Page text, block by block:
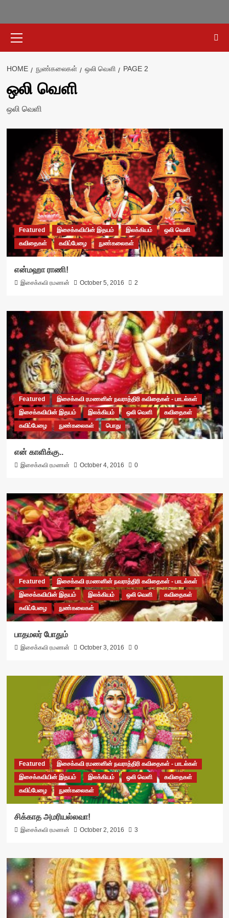
Menu
HOME நுண்கலைகள் ஒலி வெளி PAGE 2
ஒலி வெளி
ஒலி வெளி
Featured இசைக்கவியின் இதயம் இலக்கியம்
ஒலி வெளி
கவிதைகள்
கவிப்பேழை நுண்கலைகள்
என்மஹா ராணி!
இசைக்கவி ரமணன் October 5, 2016 2
Featured
இசைக்கவி ரமணனின் நவராத்திரி கவிதைகள் - பாடல்கள்
இசைக்கவியின் இதயம்
இலக்கியம் ஒலி வெளி
கவிதைகள்
கவிப்பேழை
நுண்கலைகள் பொது
என் காளிக்கு..
இசைக்கவி ரமணன் October 4, 2016 0
Featured
இசைக்கவி ரமணனின் நவராத்திரி கவிதைகள் - பாடல்கள்
இசைக்கவியின் இதயம்
இலக்கியம் ஒலி வெளி
கவிதைகள்
கவிப்பேழை
நுண்கலைகள்
பாதமலர் போதும்
இசைக்கவி ரமணன் October 3, 2016 0
Featured
இசைக்கவி ரமணனின் நவராத்திரி கவிதைகள் - பாடல்கள்
இசைக்கவியின் இதயம்
இலக்கியம் ஒலி வெளி
கவிதைகள்
கவிப்பேழை
நுண்கலைகள்
சிக்காத அமரியல்லவா!
இசைக்கவி ரமணன் October 2, 2016 3